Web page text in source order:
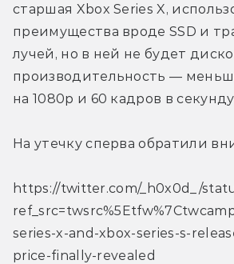
старшая Xbox Series X,
преимущества вроде SSD и
лучей, но в ней не будет
производительность —
на 1080р и 60 кадров в
На утечку сперва обратили
https://twitter.com/_h0x0d_/
series-x-and-xbox-series-s-
price-finally-revealed